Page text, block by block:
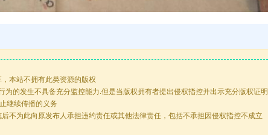
本站不拥有此类资源的版权
为的发生不具备充分监控能力.但是当版权拥有者提出侵权指控并出示充分版权证明
继续传播的义务
不为此向原发布人承担违约责任或其他法律责任，包括不承担因侵权指控不成立